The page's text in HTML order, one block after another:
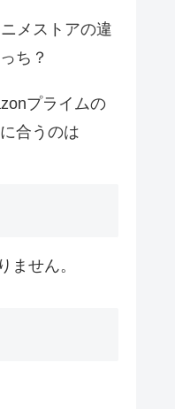
メストアの違
ち？
プライムの
合うのは
ません。